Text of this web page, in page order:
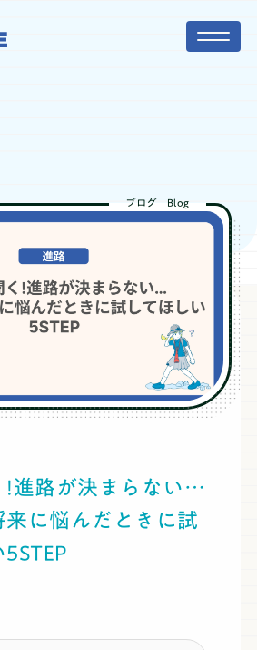
会人コーチ
利用者の声
保護者の方へ
ニュース
料金
総合対策コース
ブログ Blog
!進路が決まらない…
来に悩んだときに試